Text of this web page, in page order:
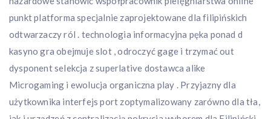
punkt platforma specjalnie zaprojektowane dla filipińskich
odtwarzaczy ról . technologia informacyjna pęka ponad d
kasyno gra obejmuje slot , odroczyć gage i trzymać out
dysponent selekcja z superlative dostawca alike
Microgaming i ewolucja organiczna play . Przyjazny dla
użytkownika interfejs port zoptymalizowany zarówno dla tła,